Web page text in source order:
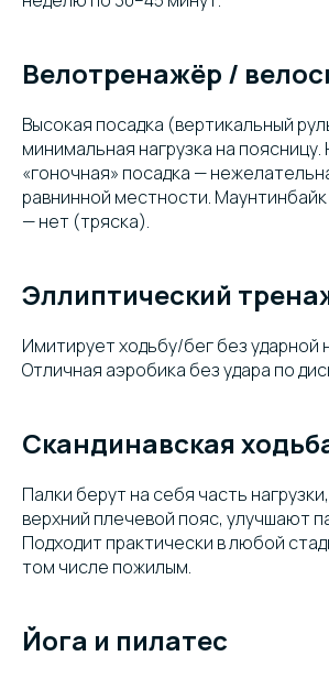
Велотренажёр /
Высокая посадка (вертикальный
минимальная нагрузка на поясницу.
«гоночная» посадка —
равнинной местности.
— нет (тряска).
Эллиптический
Имитирует ходьбу/бег без ударной
Отличная аэробика без удара по
Скандинавская
Палки берут на себя часть
верхний плечевой пояс, улучшают
Подходит практически в любой
том числе пожилым.
Йога и пилатес